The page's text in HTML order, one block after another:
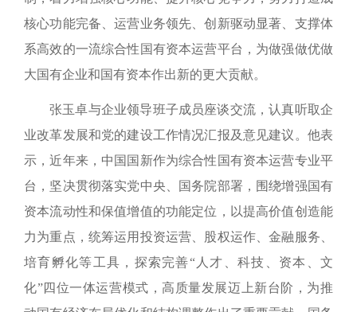
核心功能完备、运营业务领先、创新驱动显著、支撑体
系高效的一流综合性国有资本运营平台，为做强做优做
大国有企业和国有资本作出新的更大贡献。
张玉卓与企业领导班子成员座谈交流，认真听取企
业改革发展和党的建设工作情况汇报及意见建议。他表
示，近年来，中国国新作为综合性国有资本运营专业平
台，坚决贯彻落实党中央、国务院部署，围绕增强国有
资本流动性和保值增值的功能定位，以提高价值创造能
力为重点，统筹运用投资运营、股权运作、金融服务、
培育孵化等工具，探索完善“人才、科技、资本、文
化”四位一体运营模式，高质量发展迈上新台阶，为推